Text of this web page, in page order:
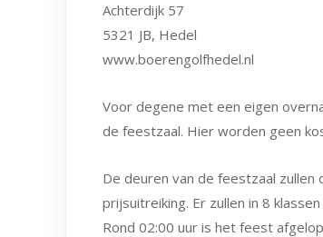
Achterdijk 57
5321 JB, Hedel
www.boerengolfhedel.nl
Voor degene met een eigen
de feestzaal. Hier worden geen
De deuren van de feestzaal zullen
prijsuitreiking. Er zullen in 8
Rond 02:00 uur is het feest